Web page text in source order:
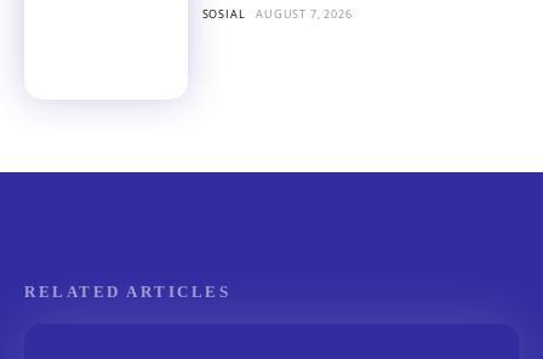
SOSIAL AUGUST 7, 2026
RELATED ARTICLES